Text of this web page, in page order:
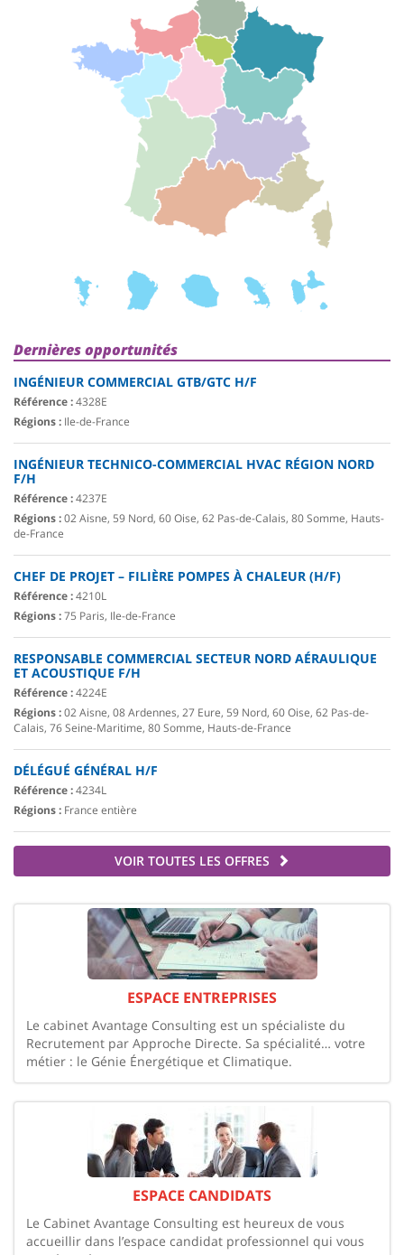
Dernières opportunités
INGÉNIEUR COMMERCIAL GTB/GTC H/F
Référence :4328E
Régions : Ile-de-France
INGÉNIEUR TECHNICO-COMMERCIAL HVAC RÉGION NORD
F/H
Référence :4237E
Régions :02 Aisne, 59 Nord, 60 Oise, 62 Pas-de-Calais, 80 Somme, Hauts-
de-France
CHEF DE PROJET – FILIÈRE POMPES À CHALEUR (H/F)
Référence :4210L
Régions :75 Paris, Ile-de-France
RESPONSABLE COMMERCIAL SECTEUR NORD AÉRAULIQUE
ET ACOUSTIQUE F/H
Référence :4224E
Régions :02 Aisne, 08 Ardennes, 27 Eure, 59 Nord, 60 Oise, 62 Pas-de-
Calais, 76 Seine-Maritime, 80 Somme, Hauts-de-France
DÉLÉGUÉ GÉNÉRAL H/F
Référence :4234L
Régions : France entière
VOIR TOUTES LES OFFRES
ESPACE ENTREPRISES
Le cabinet Avantage Consulting est un spécialiste du
Recrutement par Approche Directe. Sa spécialité… votre
métier : le Génie Énergétique et Climatique.
ESPACE CANDIDATS
Le Cabinet Avantage Consulting est heureux de vous
accueillir dans l’espace candidat professionnel qui vous